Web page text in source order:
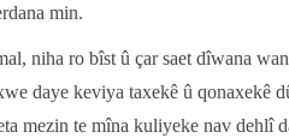
min.
niha ro bîst û çar saet dîwana
daye keviya taxekê û qonaxekê
mezin te mîna kuliyeke nav dehlî